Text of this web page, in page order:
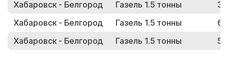
Хабаровск - Белгород
Газель 1.5 тонны
Хабаровск - Белгород
Газель 1.5 тонны
Хабаровск - Белгород
Газель 1.5 тонны